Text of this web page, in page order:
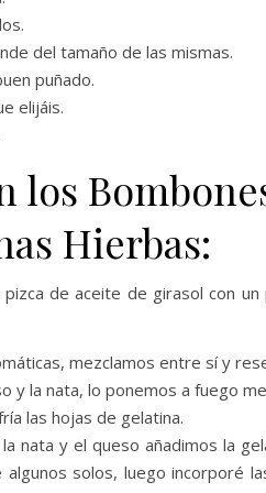
del tamaño de las mismas.
puñado.
elijáis.
los
Hierbas:
de aceite de girasol con
mezclamos entre sí y
y la nata, lo ponemos a fuego
las hojas de gelatina.
nata y el queso añadimos la
algunos solos, luego incorporé